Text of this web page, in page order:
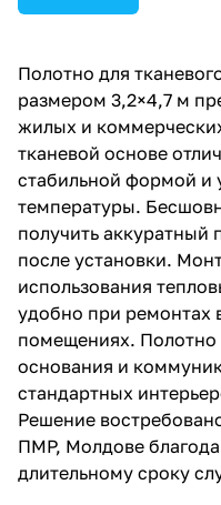
Полотно для
размером 3,2×4,7 м
жилых и
тканевой основе
стабильной формой и
температуры.
получить аккуратный
после установки.
использования
удобно при ремонтах
помещениях. Полотно
основания и
стандартных
Решение
ПМР, Молдове
длительному сроку